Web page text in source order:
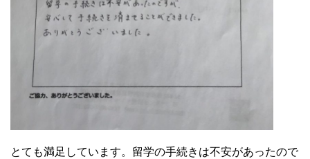
とても満足しています。留学の手続きは不安があったので